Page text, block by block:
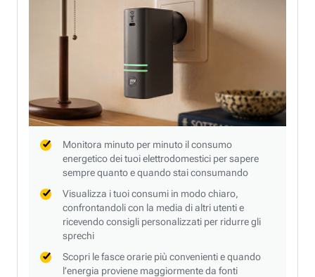
Monitora minuto per minuto il consumo
energetico dei tuoi elettrodomestici per sapere
sempre quanto e quando stai consumando
Visualizza i tuoi consumi in modo chiaro,
confrontandoli con la media di altri utenti e
ricevendo consigli personalizzati per ridurre gli
sprechi
Scopri le fasce orarie più convenienti e quando
l’energia proviene maggiormente da fonti